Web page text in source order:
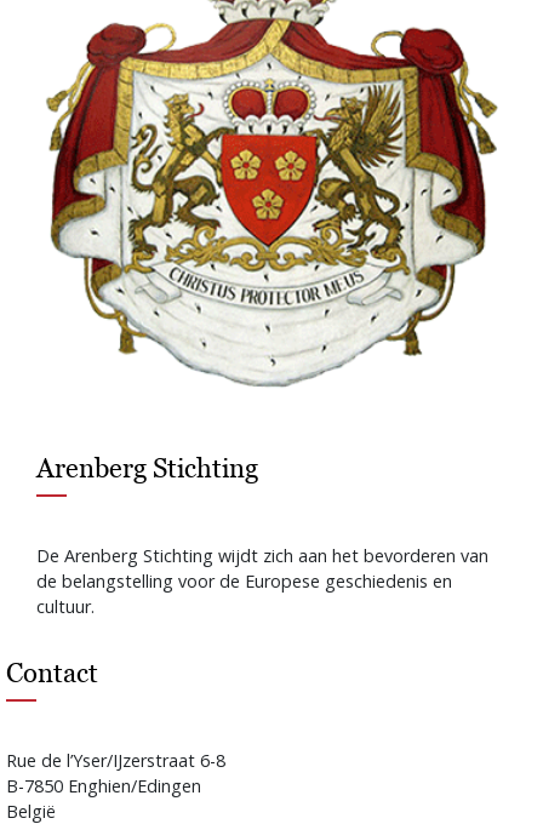
Arenberg Stichting
De Arenberg Stichting wijdt zich aan het bevorderen van
de belangstelling voor de Europese geschiedenis en
cultuur.
Contact
Rue de l’Yser/IJzerstraat 6-8
B-7850 Enghien/Edingen
België